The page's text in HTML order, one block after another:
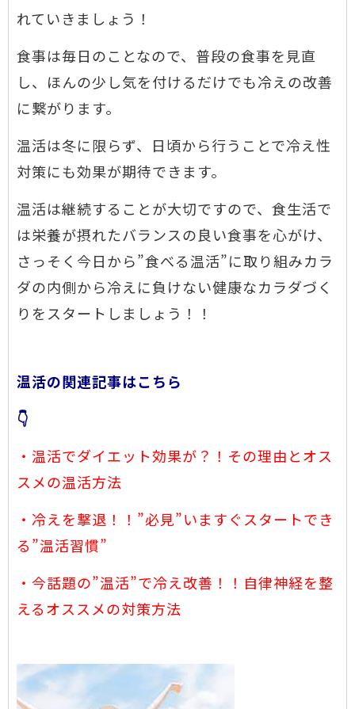
れていきましょう！
食事は毎日のことなので、普段の食事を見直
し、ほんの少し気を付けるだけでも冷えの改善
に繋がります。
温活は冬に限らず、日頃から行うことで冷え性
対策にも効果が期待できます。
温活は継続することが大切ですので、 食生活で
は栄養が摂れたバランスの良い食事を心がけ、
さっそく今日から”食べる温活”に取り組みカラ
ダの内側から冷えに負けない健康なカラダづく
りをスタートしましょう！！
温活の関連記事はこちら
👇
・温活でダイエット効果が？！その理由とオス
スメの温活方法
・冷えを撃退！！”必見”いますぐスタートでき
る”温活習慣”
・ 今話題の”温活”で冷え改善！！自律神経を整
えるオススメの対策方法